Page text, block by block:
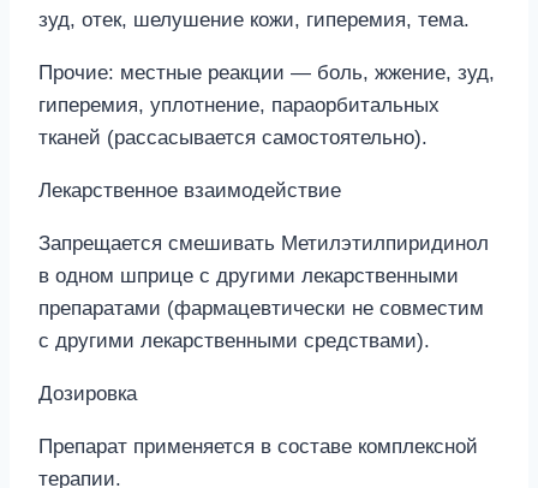
зуд, отек, шелушение кожи, гиперемия, тема.
Прочие: местные реакции — боль, жжение, зуд,
гиперемия, уплотнение, параорбитальных
тканей (рассасывается самостоятельно).
Лекарственное взаимодействие
Запрещается смешивать Метилэтилпиридинол
в одном шприце с другими лекарственными
препаратами (фармацевтически не совместим
с другими лекарственными средствами).
Дозировка
Препарат применяется в составе комплексной
терапии.